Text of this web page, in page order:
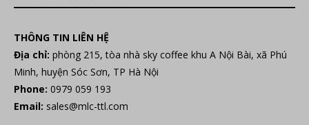
THÔNG TIN LIÊN HỆ
Địa chỉ: phòng 215, tòa nhà sky coffee khu A Nội Bài, xã Phú
Minh, huyện Sóc Sơn, TP Hà Nội
Phone: 0979 059 193
Email: sales@mlc-ttl.com